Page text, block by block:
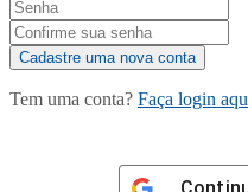
Tem uma conta? Faça login